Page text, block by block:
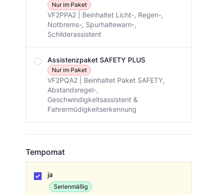
Nur im Paket
VF2PPA2 | Beinhaltet Licht-, Regen-,
Notbrems-, Spurhaltewarn-,
Schilderassistent
Assistenzpaket SAFETY PLUS
Nur im Paket
VF2PQA2 | Beinhaltet Paket SAFETY,
Abstandsregel-,
Geschwindigkeitsassistent &
Fahrermüdigkeitserkennung
Tempomat
ja
Serienmäßig